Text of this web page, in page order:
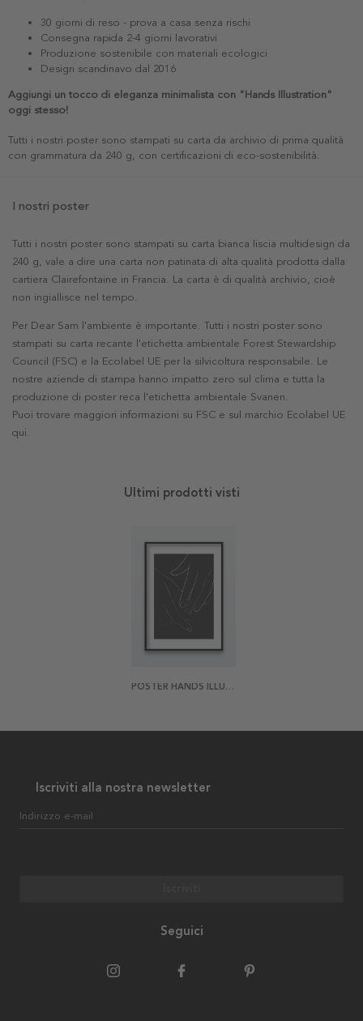
30 giorni di reso - prova a casa senza rischi
Consegna rapida 2-4 giorni lavorativi
Produzione sostenibile con materiali ecologici
Design scandinavo dal 2016
Aggiungi un tocco di eleganza minimalista con "Hands Illustration"
oggi stesso!
Tutti i nostri poster sono stampati su carta da archivio di prima qualità
con grammatura da 240 g, con certificazioni di eco-sostenibilità.
I nostri poster
Tutti i nostri poster sono stampati su carta bianca liscia multidesign da
240 g, vale a dire una carta non patinata di alta qualità prodotta dalla
cartiera Clairefontaine in Francia. La carta è di qualità archivio, cioè
non ingiallisce nel tempo.
Per Dear Sam l'ambiente è importante. Tutti i nostri poster sono
stampati su carta recante l'etichetta ambientale Forest Stewardship
Council (FSC) e la Ecolabel UE per la silvicoltura responsabile. Le
nostre aziende di stampa hanno impatto zero sul clima e tutta la
produzione di poster reca l'etichetta ambientale Svanen.
Puoi trovare maggiori informazioni su FSC e sul marchio Ecolabel UE
qui.
Ultimi prodotti visti
POSTER HANDS ILLUSTRATION
Iscriviti alla nostra newsletter
Indirizzo e-mail
Seguici